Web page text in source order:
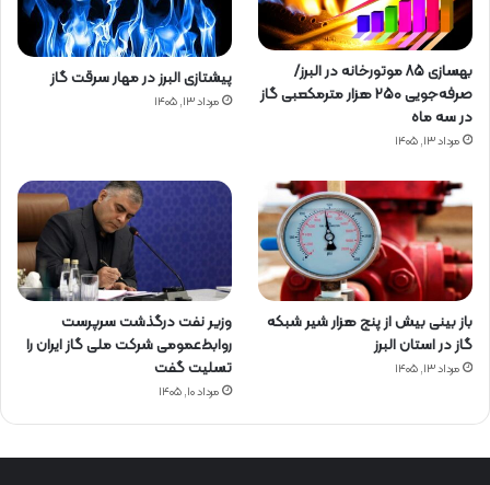
بهسازی ۸۵ موتورخانه در البرز/
صرفه‌جویی ۲۵۰ هزار مترمکعبی گاز
در سه ماه
مرداد ۱۳, ۱۴۰۵
پیشتازی البرز در مهار سرقت گاز
مرداد ۱۳, ۱۴۰۵
باز بینی بیش از پنج هزار شیر شبکه
گاز در استان البرز
مرداد ۱۳, ۱۴۰۵
وزیر نفت درگذشت سرپرست
روابط‌عمومی شرکت ملی گاز ایران را
تسلیت گفت
مرداد ۱۰, ۱۴۰۵